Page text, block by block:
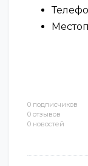
0 подписчиков
0 отзывов
0 новостей